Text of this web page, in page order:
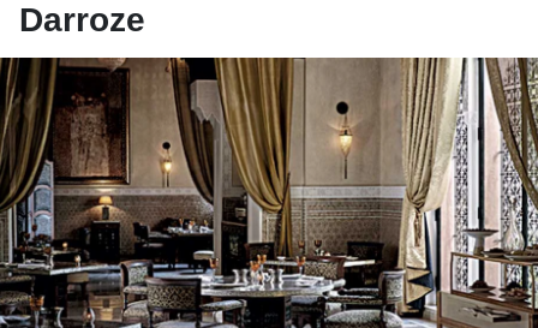
Darroze